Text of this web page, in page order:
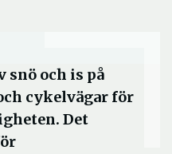
snö och is på
cykelvägar för
Det